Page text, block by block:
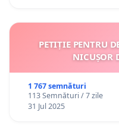
PETIȚIE PENTRU
NICUȘOR
1 767 semnături
113 Semnături / 7 zile
31 Jul 2025